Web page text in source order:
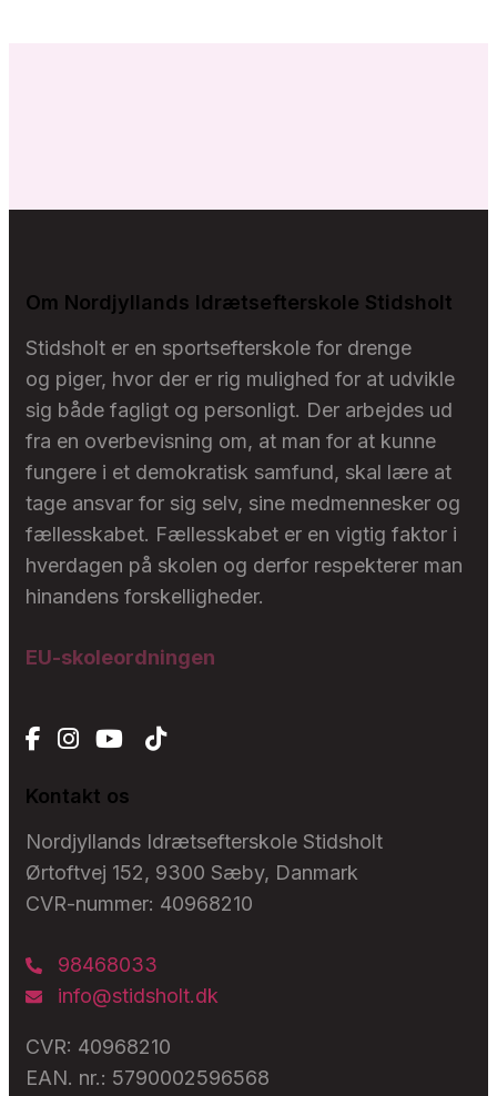
Om Nordjyllands Idrætsefterskole Stidsholt
Stidsholt er en sportsefterskole for drenge
og piger, hvor der er rig mulighed for at udvikle
sig både fagligt og personligt. Der arbejdes ud
fra en overbevisning om, at man for at kunne
fungere i et demokratisk samfund, skal lære at
tage ansvar for sig selv, sine medmennesker og
fællesskabet. Fællesskabet er en vigtig faktor i
hverdagen på skolen og derfor respekterer man
hinandens forskelligheder.
EU-skoleordningen
Kontakt os
Nordjyllands Idrætsefterskole Stidsholt
Ørtoftvej 152, 9300 Sæby, Danmark
CVR-nummer: 40968210
98468033
info@stidsholt.dk
CVR: 40968210
EAN. nr.: 5790002596568